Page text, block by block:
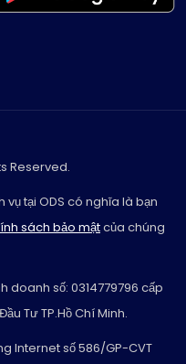
Reserved.
tại ODS có nghĩa là bạn
sách bảo mậtcủa chúng
doanh số: 0314779796 cấp
Tư TP.Hồ Chí Minh.
Internet số 586/GP-CVT